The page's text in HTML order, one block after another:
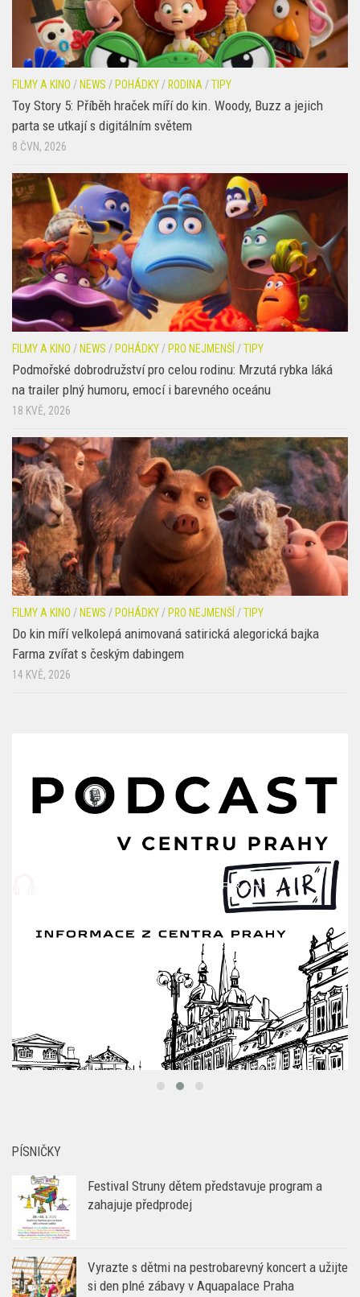
FILMY A KINO / NEWS / POHÁDKY / RODINA /TIPY
Toy Story 5: Příběh hraček míří do kin. Woody, Buzz a jejich
parta se utkají s digitálním světem
8 ČVN, 2026
FILMY A KINO / NEWS / POHÁDKY / PRO NEJMENŠÍ /TIPY
Podmořské dobrodružství pro celou rodinu: Mrzutá rybka láká
na trailer plný humoru, emocí i barevného oceánu
18 KVĚ, 2026
FILMY A KINO / NEWS / POHÁDKY / PRO NEJMENŠÍ /TIPY
Do kin míří velkolepá animovaná satirická alegorická bajka
Farma zvířat s českým dabingem
14 KVĚ, 2026
PÍSNIČKY
Festival Struny dětem představuje program a
zahajuje předprodej
Vyrazte s dětmi na pestrobarevný koncert a užijte
si den plné zábavy v Aquapalace Praha